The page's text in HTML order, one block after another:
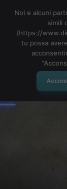
Noi e alcuni
simili
(https://
tu possa